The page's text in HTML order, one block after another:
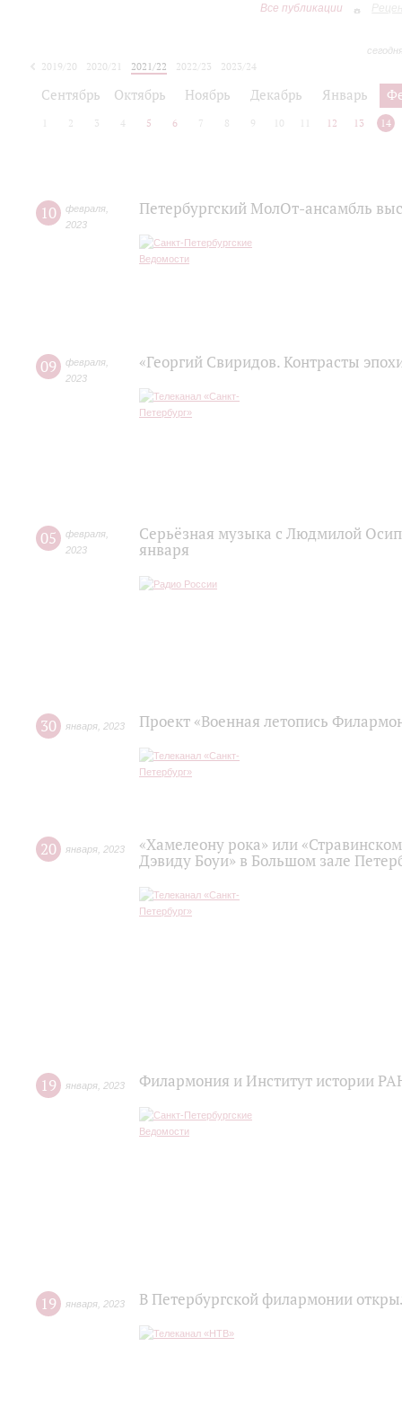
Все публикации
2019/20 2020/21 2021/22 2022/23
2023/24
Сентябрь Октябрь Ноябрь Декабрь Январь
2 3 4 5 6 7 8 9 10 12 13 14
10 февраля
2023
Петербургский МолОт-ансамбль
09 февраля
2023
«Георгий Свиридов. Контрасты
05 февраля
2023
Серьёзная музыка с Людмилой
января
30 января 2023 Проект «Военная летопись
20 января 2023
«Хамелеону рока» или
Дэвиду Боуи» в Большом зале
19 января 2023 Филармония и Институт истории
19 января 2023 В Петербургской филармонии